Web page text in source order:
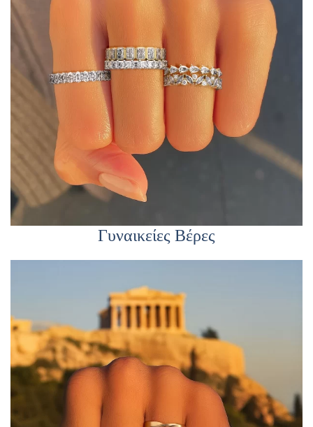
Γυναικείες Βέρες